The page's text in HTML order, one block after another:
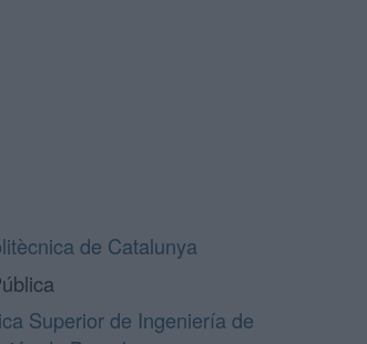
de Catalunya
Superior de Ingeniería de